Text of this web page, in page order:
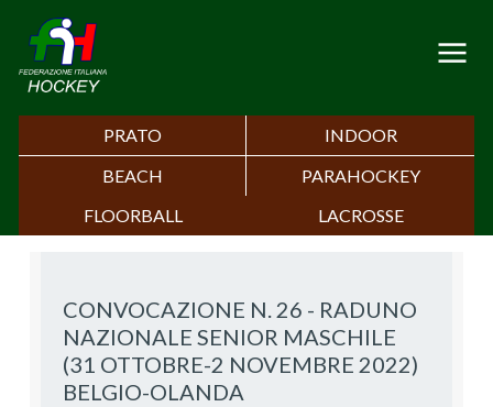
PRATO
INDOOR
BEACH
PARAHOCKEY
FLOORBALL
LACROSSE
CONVOCAZIONE N. 26 - RADUNO
NAZIONALE SENIOR MASCHILE
(31 OTTOBRE-2 NOVEMBRE 2022)
BELGIO-OLANDA